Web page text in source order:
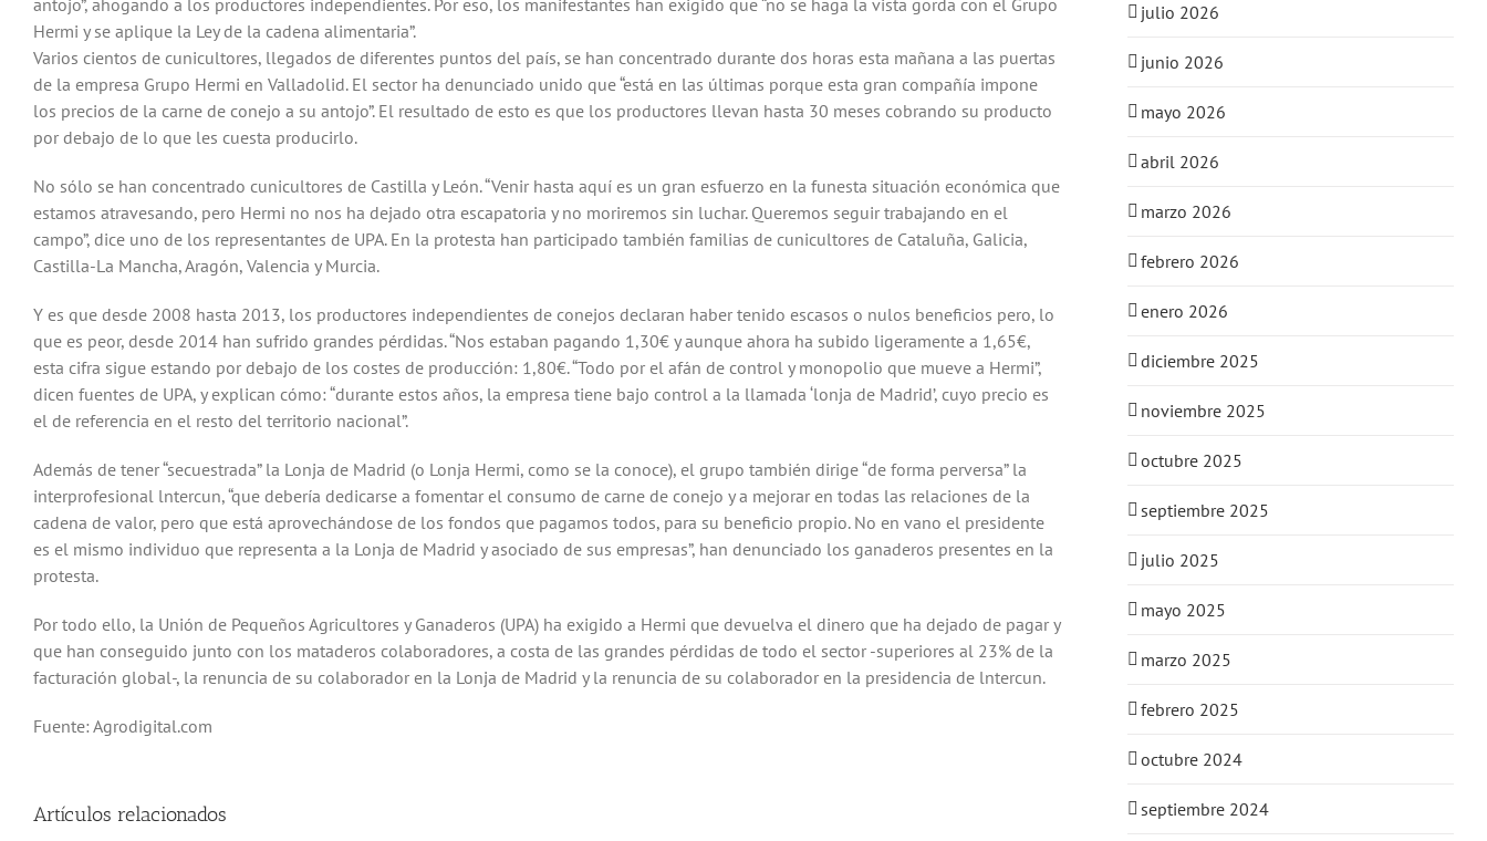
antojo”, ahogando a los productores independientes. Por eso, los manifestantes han exigido que “no se haga la vista gorda con el Grupo
Hermi y se aplique la Ley de la cadena alimentaria”.
Varios cientos de cunicultores, llegados de diferentes puntos del país, se han concentrado durante dos horas esta mañana a las puertas
de la empresa Grupo Hermi en Valladolid. El sector ha denunciado unido que “está en las últimas porque esta gran compañía impone
los precios de la carne de conejo a su antojo”. El resultado de esto es que los productores llevan hasta 30 meses cobrando su producto
por debajo de lo que les cuesta producirlo.
No sólo se han concentrado cunicultores de Castilla y León. “Venir hasta aquí es un gran esfuerzo en la funesta situación económica que
estamos atravesando, pero Hermi no nos ha dejado otra escapatoria y no moriremos sin luchar. Queremos seguir trabajando en el
campo”, dice uno de los representantes de UPA. En la protesta han participado también familias de cunicultores de Cataluña, Galicia,
Castilla-La Mancha, Aragón, Valencia y Murcia.
Y es que desde 2008 hasta 2013, los productores independientes de conejos declaran haber tenido escasos o nulos beneficios pero, lo
que es peor, desde 2014 han sufrido grandes pérdidas. “Nos estaban pagando 1,30€ y aunque ahora ha subido ligeramente a 1,65€,
esta cifra sigue estando por debajo de los costes de producción: 1,80€. “Todo por el afán de control y monopolio que mueve a Hermi”,
dicen fuentes de UPA, y explican cómo: “durante estos años, la empresa tiene bajo control a la llamada ‘lonja de Madrid’, cuyo precio es
el de referencia en el resto del territorio nacional”.
Además de tener “secuestrada” la Lonja de Madrid (o Lonja Hermi, como se la conoce), el grupo también dirige “de forma perversa” la
interprofesional lntercun, “que debería dedicarse a fomentar el consumo de carne de conejo y a mejorar en todas las relaciones de la
cadena de valor, pero que está aprovechándose de los fondos que pagamos todos, para su beneficio propio. No en vano el presidente
es el mismo individuo que representa a la Lonja de Madrid y asociado de sus empresas”, han denunciado los ganaderos presentes en la
protesta.
Por todo ello, la Unión de Pequeños Agricultores y Ganaderos (UPA) ha exigido a Hermi que devuelva el dinero que ha dejado de pagar y
que han conseguido junto con los mataderos colaboradores, a costa de las grandes pérdidas de todo el sector -superiores al 23% de la
facturación global-, la renuncia de su colaborador en la Lonja de Madrid y la renuncia de su colaborador en la presidencia de lntercun.
Fuente: Agrodigital.com
Artículos relacionados
julio 2026
junio 2026
mayo 2026
abril 2026
marzo 2026
febrero 2026
enero 2026
diciembre 2025
noviembre 2025
octubre 2025
septiembre 2025
julio 2025
mayo 2025
marzo 2025
febrero 2025
octubre 2024
septiembre 2024